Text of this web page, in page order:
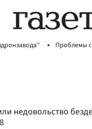
Проблемы
недовольство